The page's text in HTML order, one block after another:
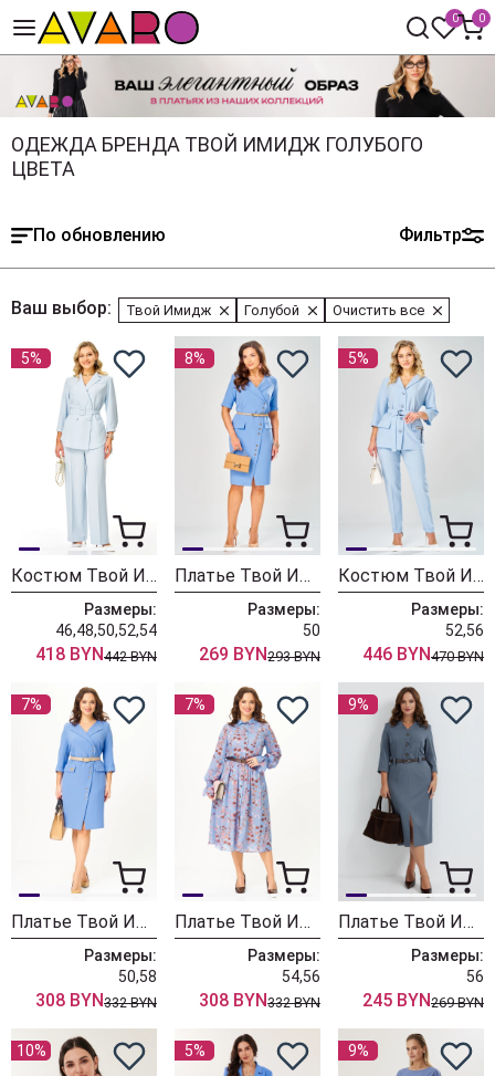
0 0
ОДЕЖДА БРЕНДА ТВОЙ ИМИДЖ ГОЛУБОГО
ЦВЕТА
По обновлению Фильтр
Ваш выбор: Твой Имидж Голубой Очистить все
5%
Костюм Твой Имидж 2404 небесно-голубой
Размеры:
46,48,50,52,54
418 BYN442 BYN
8%
Платье Твой Имидж 2395 голубой
Размеры:
50
269 BYN293 BYN
5%
Костюм Твой Имидж 2380 светло-голубой
Размеры:
52,56
446 BYN470 BYN
7%
Платье Твой Имидж 2321 небесно-голубой
Размеры:
50,58
308 BYN332 BYN
7%
Платье Твой Имидж 2344 небесно-голубой
Размеры:
54,56
308 BYN332 BYN
9%
Платье Твой Имидж 2258
Размеры:
56
245 BYN269 BYN
10% 5% 9%